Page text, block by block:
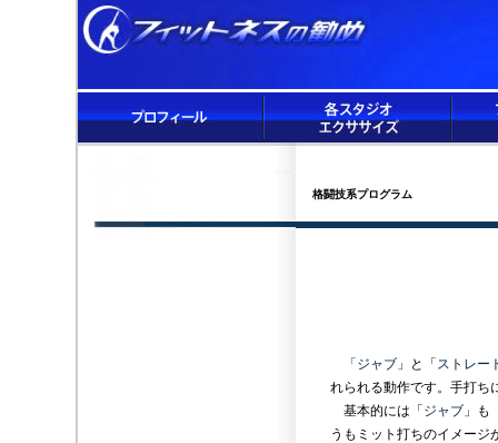
格闘技系プログラム
「ジャブ」と「 ストレー
れられる動作です。手打ち
基本的には「 ジャブ」も
うもミット打ちのイメージ